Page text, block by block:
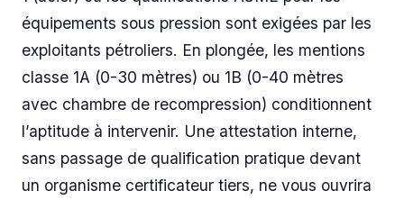
équipements sous pression sont exigées par les
exploitants pétroliers. En plongée, les mentions
classe 1A (0-30 mètres) ou 1B (0-40 mètres
avec chambre de recompression) conditionnent
l’aptitude à intervenir. Une attestation interne,
sans passage de qualification pratique devant
un organisme certificateur tiers, ne vous ouvrira